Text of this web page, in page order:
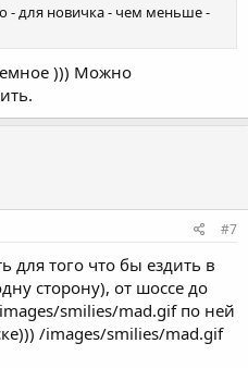
- для новичка - чем меньше -
))) Можно
#7
для того что бы ездить в
сторону), от шоссе до
smilies/mad.gif по ней
/images/smilies/mad.gif